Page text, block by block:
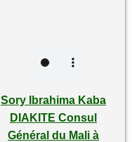
Sory Ibrahima Kaba
DIAKITE Consul
Général du Mali à